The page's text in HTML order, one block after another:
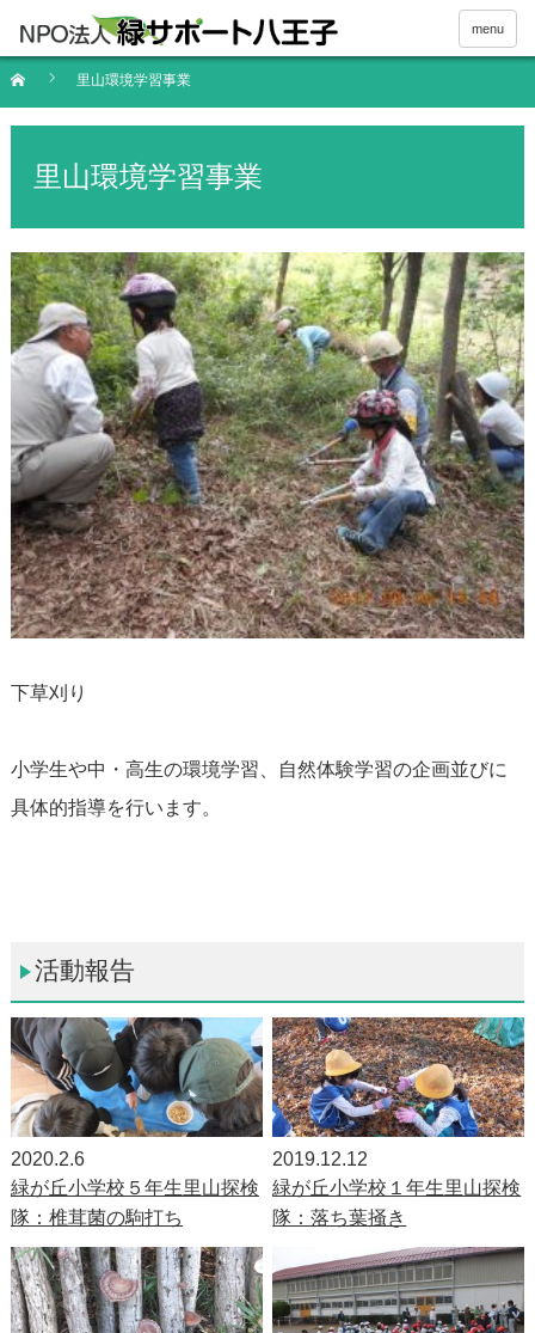
menu
里山環境学習事業
里山環境学習事業
下草刈り
小学生や中・高生の環境学習、自然体験学習の企画並びに
具体的指導を行います。
活動報告
2020.2.6
緑が丘小学校５年生里山探検
隊：椎茸菌の駒打ち
2019.12.12
緑が丘小学校１年生里山探検
隊：落ち葉掻き